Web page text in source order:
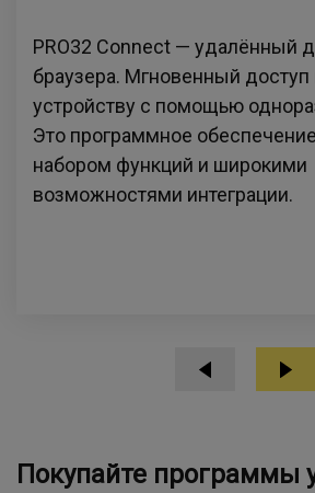
PRO32 Connect — удалённый
браузера. Мгновенный
устройству с помощью
Это программное
набором функций и широкими
возможностями интеграции.
Покупайте программы